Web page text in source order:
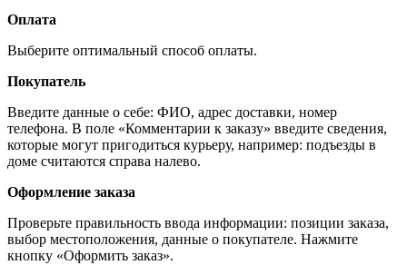
Оплата
Выберите оптимальный способ оплаты.
Покупатель
Введите данные о себе: ФИО, адрес доставки, номер
телефона. В поле «Комментарии к заказу» введите сведения,
которые могут пригодиться курьеру, например: подъезды в
доме считаются справа налево.
Оформление заказа
Проверьте правильность ввода информации: позиции заказа,
выбор местоположения, данные о покупателе. Нажмите
кнопку «Оформить заказ».